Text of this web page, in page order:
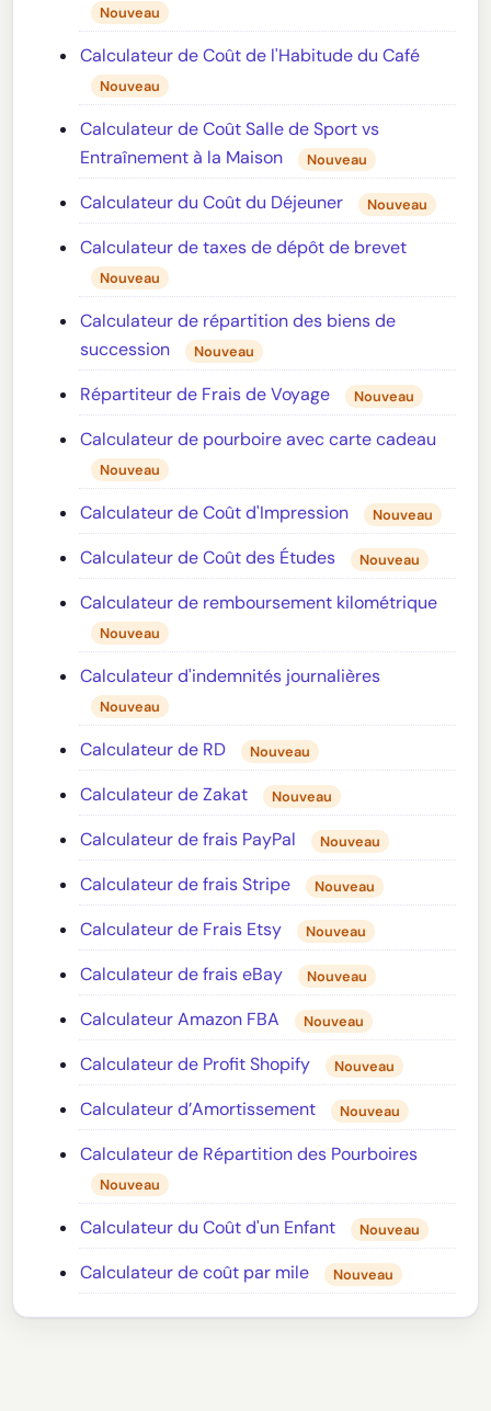
Nouveau
Calculateur de Coût de l'Habitude du Café
Nouveau
Calculateur de Coût Salle de Sport vs
Entraînement à la Maison
Nouveau
Calculateur du Coût du Déjeuner Nouveau
Calculateur de taxes de dépôt de brevet
Nouveau
Calculateur de répartition des biens de
succession
Nouveau
Répartiteur de Frais de Voyage Nouveau
Calculateur de pourboire avec carte cadeau
Nouveau
Calculateur de Coût d'Impression Nouveau
Calculateur de Coût des Études Nouveau
Calculateur de remboursement kilométrique
Nouveau
Calculateur d'indemnités journalières
Nouveau
Calculateur de RD Nouveau
Calculateur de Zakat Nouveau
Calculateur de frais PayPal Nouveau
Calculateur de frais Stripe Nouveau
Calculateur de Frais Etsy Nouveau
Calculateur de frais eBay Nouveau
Calculateur Amazon FBA Nouveau
Calculateur de Profit Shopify Nouveau
Calculateur d’Amortissement Nouveau
Calculateur de Répartition des Pourboires
Nouveau
Calculateur du Coût d'un Enfant Nouveau
Calculateur de coût par mile Nouveau